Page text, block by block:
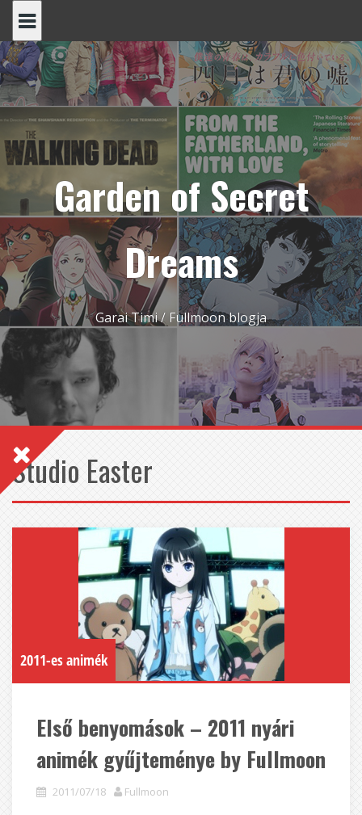
content
Garden of Secret
Dreams
Garai Timi / Fullmoon blogja
Studio Easter
2011-es animék
Első benyomások – 2011 nyári
animék gyűjteménye by Fullmoon
2011/07/18 Fullmoon